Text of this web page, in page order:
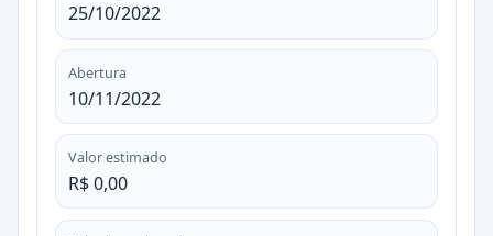
25/10/2022
Abertura
10/11/2022
Valor estimado
R$ 0,00